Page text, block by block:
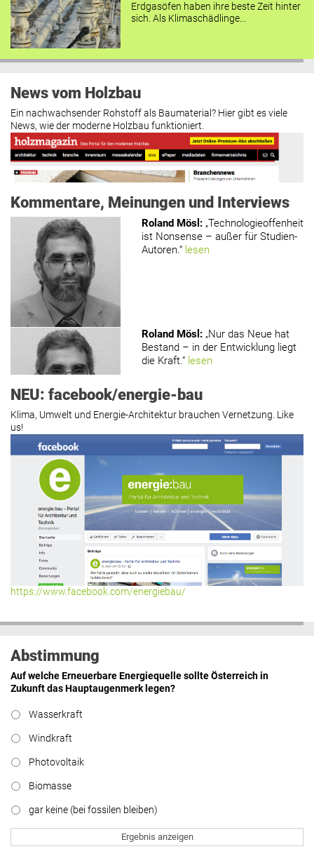
Erdgasöfen haben ihre beste Zeit hinter
sich. Als Klimaschädlinge...
News vom Holzbau
Ein nachwachsender Rohstoff als Baumaterial? Hier gibt es viele
News, wie der moderne Holzbau funktioniert.
www.holzmagazin.com
Kommentare, Meinungen und Interviews
Roland Mösl : „Technologieoffenheit
ist Nonsense – außer für Studien-
Autoren.“ lesen
Roland Mösl : „Nur das Neue hat
Bestand – in der Entwicklung liegt
die Kraft.“ lesen
Roland Mösl: „Man wollte wohl
Kasse machen statt neue Produkte
erfinden.“ lesen
Hier geht’s zu allen Kommentaren
NEU: facebook/energie-bau
Klima, Umwelt und Energie-Architektur brauchen Vernetzung. Like
us!
https://www.facebook.com/energiebau/
Abstimmung
Auf welche Erneuerbare Energiequelle sollte Österreich in
Zukunft das Hauptaugenmerk legen?
Wasserkraft
Windkraft
Photovoltaik
Biomasse
gar keine (bei fossilen bleiben)
Ergebnis anzeigen